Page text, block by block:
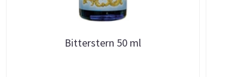
Bitterstern 50 ml